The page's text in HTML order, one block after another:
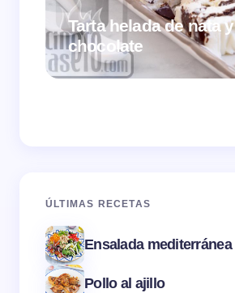
Tarta helada de nata y
chocolate
ÚLTIMAS RECETAS
Ensalada mediterránea
Pollo al ajillo